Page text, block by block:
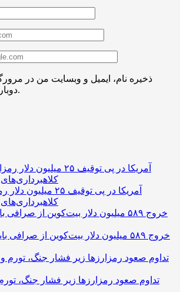
ذخیره نام، ایمیل و وبسایت من در
دوباره دیدگاهی می‌نویسم.
آمریکا در پی توقیف ۲۵
خروج ۵۸۹ میلیون دلار بیت‌کوین از صرافی
تداوم صعود رمزارزها زیر فشار جنگ،